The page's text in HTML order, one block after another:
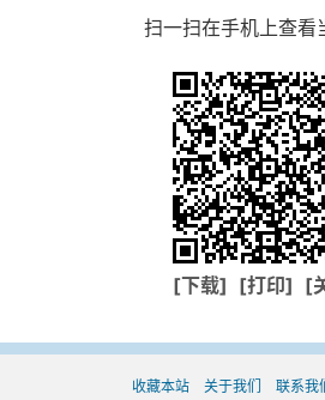
扫一扫在手机上查看
[下载] [打印] [
收藏本站 关于我们 联系我